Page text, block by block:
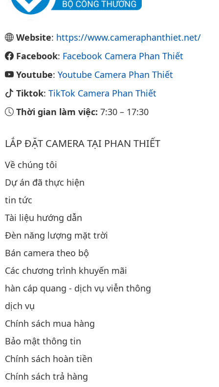
Website: https://www.cameraphanthiet.net/
Facebook: Facebook Camera Phan Thiết
Youtube: Youtube Camera Phan Thiết
Tiktok: TikTok Camera Phan Thiết
Thời gian làm việc: 7:30 – 17:30
LẮP ĐẶT CAMERA TẠI PHAN THIẾT
Về chúng tôi
Dự án đã thực hiện
tin tức
Tài liệu hướng dẫn
Đèn năng lượng mặt trời
Bán camera theo bộ
Các chương trình khuyến mãi
hàn cáp quang - dịch vụ viễn thông
dịch vụ
Chính sách mua hàng
Bảo mật thông tin
Chính sách hoàn tiền
Chính sách trả hàng